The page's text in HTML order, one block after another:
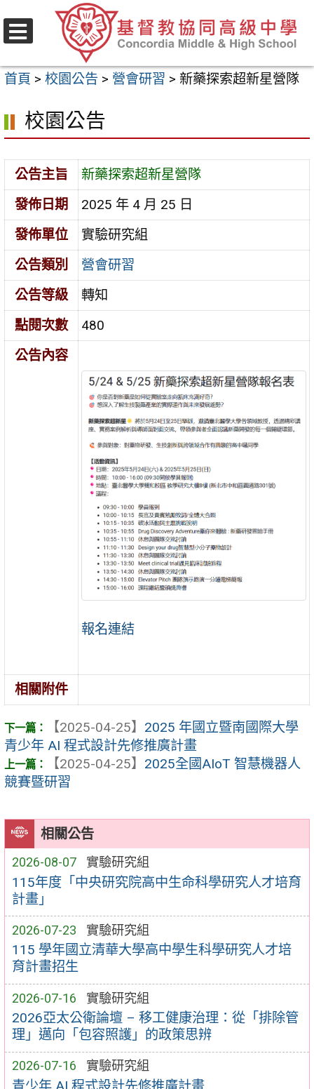
至
要
容
首頁 > 校園公告 > 營會研習 > 新藥探索超新星營隊
相關公告
2026-08-07 實驗研究組
115年度「中央研究院高中生命科學研究人才培育
計畫」
2026-07-23 實驗研究組
115 學年國立清華大學高中學生科學研究人才培
育計畫招生
2026-07-16 實驗研究組
2026亞太公衛論壇 – 移工健康治理：從「排除管
理」邁向「包容照護」的政策思辨
2026-07-16 實驗研究組
校園公告
公告主旨
新藥探索超新星營隊
發佈日期
2025 年 4 月 25 日
發佈單位
實驗研究組
公告類別
營會研習
公告等級
轉知
點閱次數
480
公告內容
報名連結
相關附件
【2025-04-25】 2025 年國立暨南國際大學
青少年 AI 程式設計先修推廣計畫
【2025-04-25】 2025全國AIoT 智慧機器人
競賽暨研習
選
單